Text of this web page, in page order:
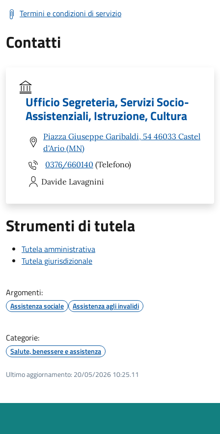
Termini e condizioni di servizio
Contatti
Ufficio Segreteria, Servizi Socio-
Assistenziali, Istruzione, Cultura
Piazza Giuseppe Garibaldi, 54 46033 Castel
d'Ario (MN)
0376/660140 (Telefono)
Davide Lavagnini
Strumenti di tutela
Tutela amministrativa
Tutela giurisdizionale
Argomenti:
Assistenza sociale Assistenza agli invalidi
Categorie:
Salute, benessere e assistenza
Ultimo aggiornamento: 20/05/2026 10:25.11